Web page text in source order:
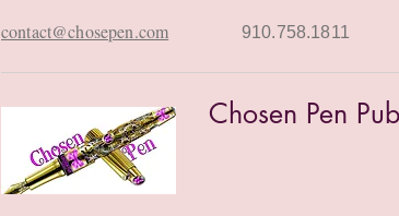
Chosen Pen
contact@chosepen.com 910.758.1811